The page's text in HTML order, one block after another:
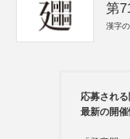
第
漢字
応募され
最新の開催